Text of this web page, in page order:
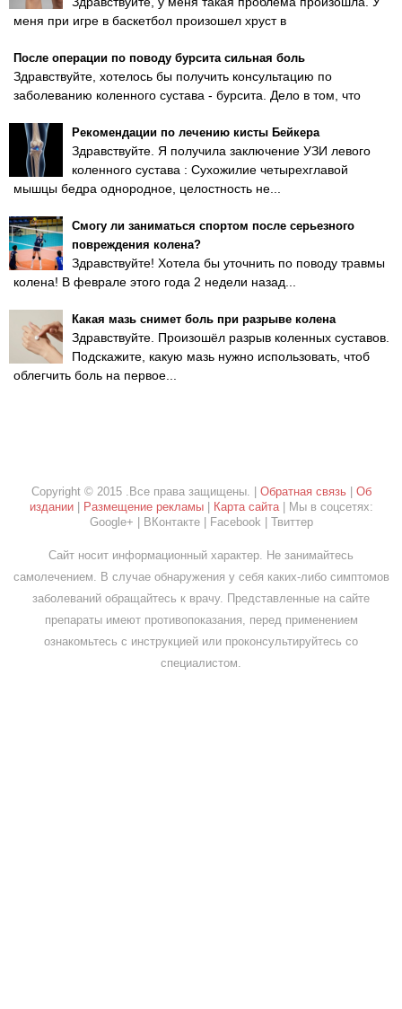
меня при игре в баскетбол произошел хруст в
После операции по поводу бурсита сильная боль
Здравствуйте, хотелось бы получить консультацию по
заболеванию коленного сустава - бурсита. Дело в том, что
Рекомендации по лечению кисты Бейкера
Здравствуйте. Я получила заключение УЗИ левого
коленного сустава : Сухожилие четырехглавой
мышцы бедра однородное, целостность не...
Смогу ли заниматься спортом после серьезного
повреждения колена?
Здравствуйте! Хотела бы уточнить по поводу травмы
колена! В феврале этого года 2 недели назад...
Какая мазь снимет боль при разрыве колена
Здравствуйте. Произошёл разрыв коленных суставов.
Подскажите, какую мазь нужно использовать, чтоб
облегчить боль на первое...
Copyright © 2015 .Все права защищены. | Обратная связь| Об
издании| Размещение рекламы| Карта сайта| Мы в соцсетях:
Google+ | ВКонтакте | Facebook | Твиттер
Сайт носит информационный характер. Не занимайтесь
самолечением. В случае обнаружения у себя каких-либо симптомов
заболеваний обращайтесь к врачу. Представленные на сайте
препараты имеют противопоказания, перед применением
ознакомьтесь с инструкцией или проконсультируйтесь со
специалистом.